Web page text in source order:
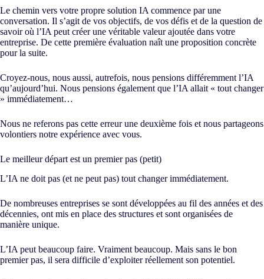
Le chemin vers votre propre solution IA commence par une
conversation. Il s’agit de vos objectifs, de vos défis et de la question de
savoir où l’IA peut créer une véritable valeur ajoutée dans votre
entreprise. De cette première évaluation naît une proposition concrète
pour la suite.
Croyez-nous, nous aussi, autrefois, nous pensions différemment l’IA
qu’aujourd’hui. Nous pensions également que l’IA allait « tout changer
» immédiatement…
Nous ne referons pas cette erreur une deuxième fois et nous partageons
volontiers notre expérience avec vous.
Le meilleur départ est un premier pas (petit)
L’IA ne doit pas (et ne peut pas) tout changer immédiatement.
De nombreuses entreprises se sont développées au fil des années et des
décennies, ont mis en place des structures et sont organisées de
manière unique.
L’IA peut beaucoup faire. Vraiment beaucoup. Mais sans le bon
premier pas, il sera difficile d’exploiter réellement son potentiel.